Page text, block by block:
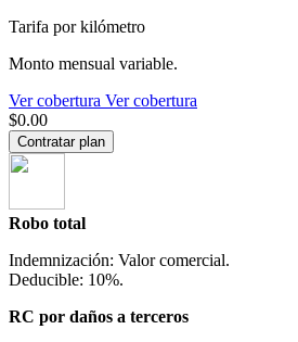
Tarifa por kilómetro
Monto mensual variable.
Ver cobertura Ver cobertura
$0.00
Contratar plan
Robo total
Indemnización: Valor comercial.
Deducible: 10%.
RC por daños a terceros